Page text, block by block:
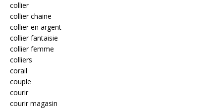
collier
collier chaine
collier en argent
collier fantaisie
collier femme
colliers
corail
couple
courir
courir magasin